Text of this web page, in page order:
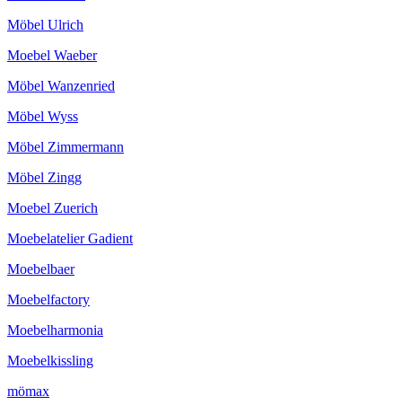
Möbel Ulrich
Moebel Waeber
Möbel Wanzenried
Möbel Wyss
Möbel Zimmermann
Möbel Zingg
Moebel Zuerich
Moebelatelier Gadient
Moebelbaer
Moebelfactory
Moebelharmonia
Moebelkissling
mömax